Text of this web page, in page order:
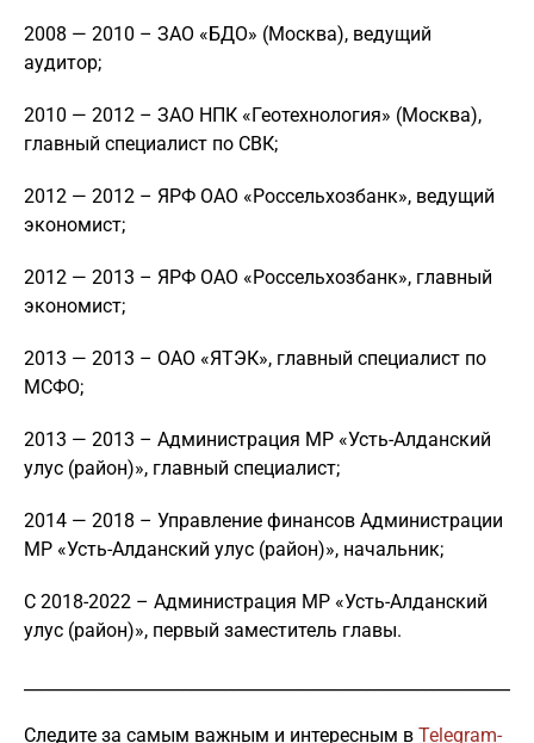
2008 — 2010 – ЗАО «БДО» (Москва), ведущий
аудитор;
2010 — 2012 – ЗАО НПК «Геотехнология» (Москва),
главный специалист по СВК;
2012 — 2012 – ЯРФ ОАО «Россельхозбанк», ведущий
экономист;
2012 — 2013 – ЯРФ ОАО «Россельхозбанк», главный
экономист;
2013 — 2013 – ОАО «ЯТЭК», главный специалист по
МСФО;
2013 — 2013 – Администрация МР «Усть-Алданский
улус (район)», главный специалист;
2014 — 2018 – Управление финансов Администрации
МР «Усть-Алданский улус (район)», начальник;
С 2018-2022 – Администрация МР «Усть-Алданский
улус (район)», первый заместитель главы.
Следите за самым важным и интересным в Telegram-